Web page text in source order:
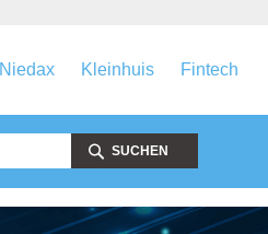
Niedax Kleinhuis Fintech
SUCHEN